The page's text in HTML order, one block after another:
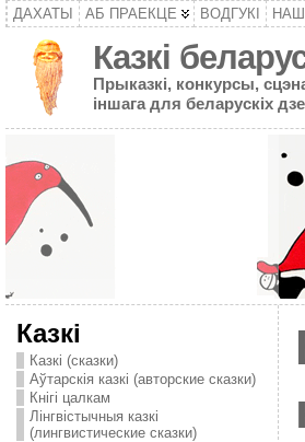
ДАХАТЫ АБ ПРАЕКЦЕ ВОДГУКІ
Казкі
Прыказкі, конкурсы,
іншага для беларускіх
Казкі
Казкі (сказки)
Аўтарскія казкі (авторские сказки)
Кнігі цалкам
Лінгвістычныя казкі
(лингвистические сказки)